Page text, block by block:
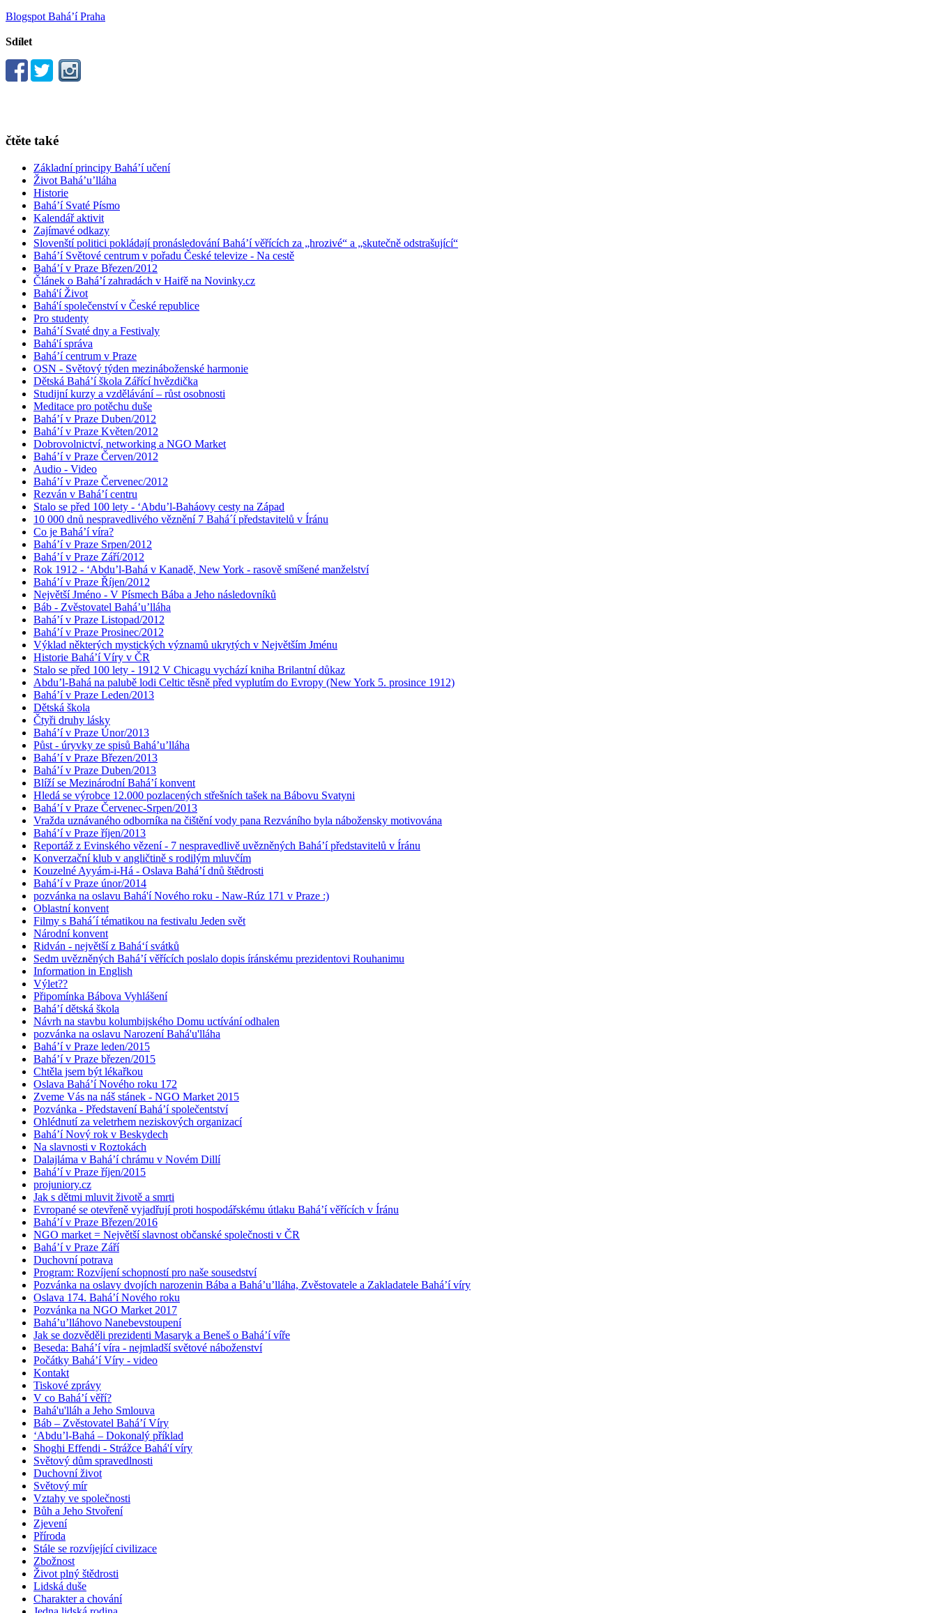
Blogspot Bahá’í Praha
Sdílet
čtěte také
Základní principy Bahá’í učení
Život Bahá’u’lláha
Historie
Bahá’í Svaté Písmo
Kalendář aktivit
Zajímavé odkazy
Slovenští politici pokládají pronásledování Bahá’í věřících za „hrozivé“ a „skutečně odstrašující“
Bahá’í Světové centrum v pořadu České televize - Na cestě
Bahá’í v Praze Březen/2012
Článek o Bahá’í zahradách v Haifě na Novinky.cz
Bahá'í Život
Bahá'í společenství v České republice
Pro studenty
Bahá’í Svaté dny a Festivaly
Bahá'í správa
Bahá’í centrum v Praze
OSN - Světový týden mezináboženské harmonie
Dětská Bahá’í škola Zářící hvězdička
Studijní kurzy a vzdělávání – růst osobnosti
Meditace pro potěchu duše
Bahá’í v Praze Duben/2012
Bahá’í v Praze Květen/2012
Dobrovolnictví, networking a NGO Market
Bahá’í v Praze Červen/2012
Audio - Video
Bahá’í v Praze Červenec/2012
Rezván v Bahá’í centru
Stalo se před 100 lety - ‘Abdu’l-Baháovy cesty na Západ
10 000 dnů nespravedlivého věznění 7 Bahá´í představitelů v Íránu
Co je Bahá’í víra?
Bahá’í v Praze Srpen/2012
Bahá’í v Praze Září/2012
Rok 1912 - ‘Abdu’l-Bahá v Kanadě, New York - rasově smíšené manželství
Bahá’í v Praze Říjen/2012
Největší Jméno - V Písmech Bába a Jeho následovníků
Báb - Zvěstovatel Bahá’u’lláha
Bahá’í v Praze Listopad/2012
Bahá’í v Praze Prosinec/2012
Výklad některých mystických významů ukrytých v Největším Jménu
Historie Bahá’í Víry v ČR
Stalo se před 100 lety - 1912 V Chicagu vychází kniha Brilantní důkaz
Abdu’l-Bahá na palubě lodi Celtic těsně před vyplutím do Evropy (New York 5. prosince 1912)
Bahá’í v Praze Leden/2013
Dětská škola
Čtyři druhy lásky
Bahá’í v Praze Únor/2013
Půst - úryvky ze spisů Bahá’u’lláha
Bahá’í v Praze Březen/2013
Bahá’í v Praze Duben/2013
Blíží se Mezinárodní Bahá’í konvent
Hledá se výrobce 12.000 pozlacených střešních tašek na Bábovu Svatyni
Bahá’í v Praze Červenec-Srpen/2013
Vražda uznávaného odborníka na čištění vody pana Rezváního byla nábožensky motivována
Bahá’í v Praze říjen/2013
Reportáž z Evinského vězení - 7 nespravedlivě uvězněných Bahá’í představitelů v Íránu
Konverzační klub v angličtině s rodilým mluvčím
Kouzelné Ayyám-i-Há - Oslava Bahá’í dnů štědrosti
Bahá’í v Praze únor/2014
pozvánka na oslavu Bahá'í Nového roku - Naw-Rúz 171 v Praze :)
Oblastní konvent
Filmy s Bahá´í tématikou na festivalu Jeden svět
Národní konvent
Ridván - největší z Bahá‘í svátků
Sedm uvězněných Bahá’í věřících poslalo dopis íránskému prezidentovi Rouhanimu
Information in English
Výlet??
Připomínka Bábova Vyhlášení
Bahá’í dětská škola
Návrh na stavbu kolumbijského Domu uctívání odhalen
pozvánka na oslavu Narození Bahá'u'lláha
Bahá’í v Praze leden/2015
Bahá’í v Praze březen/2015
Chtěla jsem být lékařkou
Oslava Bahá’í Nového roku 172
Zveme Vás na náš stánek - NGO Market 2015
Pozvánka - Představení Bahá’í společentství
Ohlédnutí za veletrhem neziskových organizací
Bahá’í Nový rok v Beskydech
Na slavnosti v Roztokách
Dalajláma v Bahá’í chrámu v Novém Dillí
Bahá’í v Praze říjen/2015
projuniory.cz
Jak s dětmi mluvit životě a smrti
Evropané se otevřeně vyjadřují proti hospodářskému útlaku Bahá’í věřících v Íránu
Bahá’í v Praze Březen/2016
NGO market = Největší slavnost občanské společnosti v ČR
Bahá’í v Praze Září
Duchovní potrava
Program: Rozvíjení schopností pro naše sousedství
Pozvánka na oslavy dvojích narozenin Bába a Bahá’u’lláha, Zvěstovatele a Zakladatele Bahá’í víry
Oslava 174. Bahá’í Nového roku
Pozvánka na NGO Market 2017
Bahá’u’lláhovo Nanebevstoupení
Jak se dozvěděli prezidenti Masaryk a Beneš o Bahá’í víře
Beseda: Bahá’í víra - nejmladší světové náboženství
Počátky Bahá’í Víry - video
Kontakt
Tiskové zprávy
V co Bahá’í věří?
Bahá'u'lláh a Jeho Smlouva
Báb – Zvěstovatel Bahá’í Víry
‘Abdu’l-Bahá – Dokonalý příklad
Shoghi Effendi - Strážce Bahá'í víry
Světový dům spravedlnosti
Duchovní život
Světový mír
Vztahy ve společnosti
Bůh a Jeho Stvoření
Zjevení
Příroda
Stále se rozvíjející civilizace
Zbožnost
Život plný štědrosti
Lidská duše
Charakter a chování